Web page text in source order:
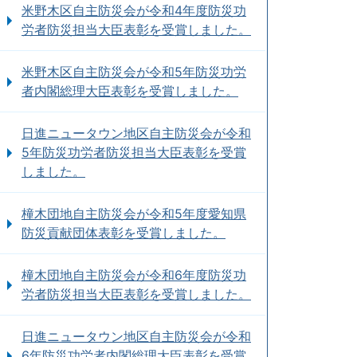
米野木区自主防災会が令和4年度防災功
労者防災担当大臣表彰を受賞しました。
米野木区自主防災会が令和5年防災功労
者内閣総理大臣表彰を受賞しました。
日進ニュータウン地区自主防災会が令和
5年防災功労者防災担当大臣表彰を受賞
しました。
橦木団地自主防災会が令和5年度愛知県
防災貢献団体表彰を受賞しました。
橦木団地自主防災会が令和6年度防災功
労者防災担当大臣表彰を受賞しました。
日進ニュータウン地区自主防災会が令和